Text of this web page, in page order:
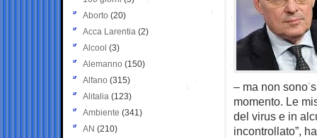
– ma non sono
momento. Le
del virus e in
incontrollato”,
Aborto (20)
Acca Larentia (2)
Alcool (3)
Alemanno (150)
Alfano (315)
Alitalia (123)
Ambiente (341)
AN (210)